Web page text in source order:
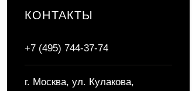
КОНТАКТЫ
+7 (495) 744-37-74
г. Москва, ул. Кулакова,